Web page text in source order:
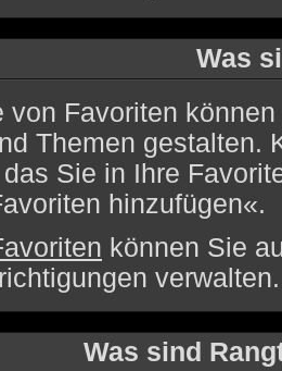
Was
von Favoriten
Themen gestalten.
Sie in Ihre
hinzufügen«.
können Sie
verwalten.
Was sind